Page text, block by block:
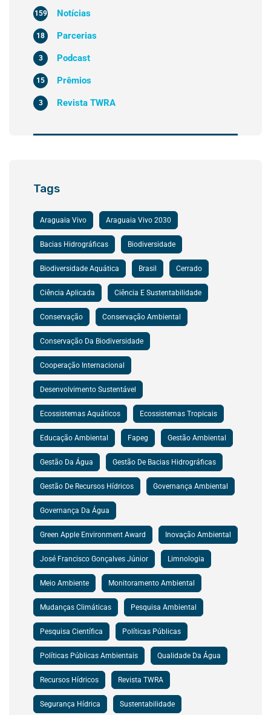
Notícias
159
Parcerias
18
Podcast
3
Prêmios
15
Revista TWRA
3
Tags
Araguaia Vivo Araguaia Vivo 2030
Bacias Hidrográficas Biodiversidade
Biodiversidade Aquática Brasil Cerrado
Ciência Aplicada Ciência E Sustentabilidade
Conservação Conservação Ambiental
Conservação Da Biodiversidade
Cooperação Internacional
Desenvolvimento Sustentável
Ecossistemas Aquáticos Ecossistemas Tropicais
Educação Ambiental Fapeg Gestão Ambiental
Gestão Da Água Gestão De Bacias Hidrográficas
Gestão De Recursos Hídricos Governança Ambiental
Governança Da Água
Green Apple Environment Award Inovação Ambiental
José Francisco Gonçalves Júnior Limnologia
Meio Ambiente Monitoramento Ambiental
Mudanças Climáticas Pesquisa Ambiental
Pesquisa Científica Políticas Públicas
Políticas Públicas Ambientais Qualidade Da Água
Recursos Hídricos Revista TWRA
Segurança Hídrica Sustentabilidade